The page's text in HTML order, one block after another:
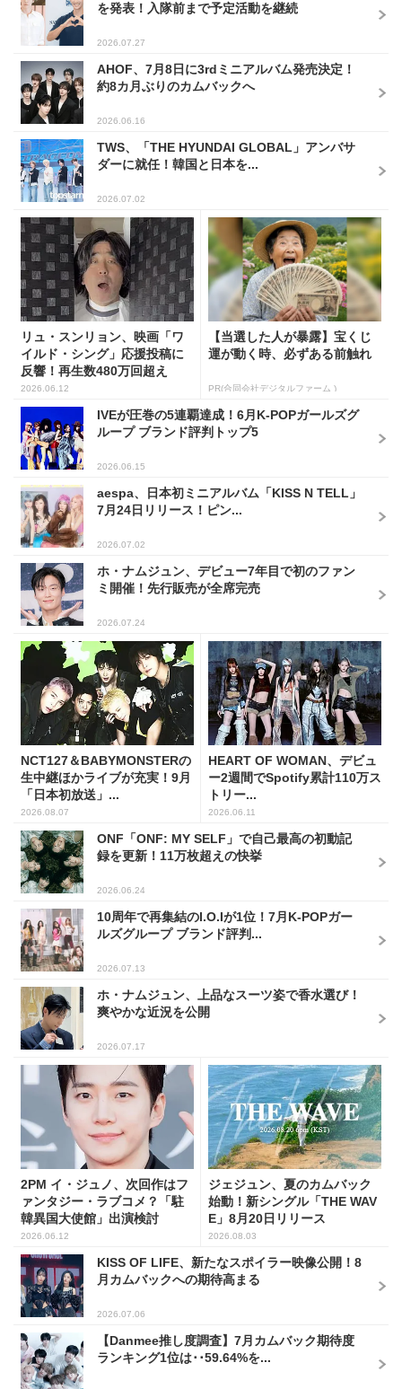
を発表！入隊前まで予定活動を継続
2026.07.27
AHOF、7月8日に3rdミニアルバム発売決定！
約8カ月ぶりのカムバックへ
2026.06.16
TWS、「THE HYUNDAI GLOBAL」アンバサ
ダーに就任！韓国と日本を...
2026.07.02
リュ・スンリョン、映画「ワ
イルド・シング」応援投稿に
反響！再生数480万回超え
2026.06.12
【当選した人が暴露】宝くじ
運が動く時、必ずある前触れ
PR(合同会社デジタルファーム )
IVEが圧巻の5連覇達成！6月K-POPガールズグ
ループ ブランド評判トップ5
2026.06.15
aespa、日本初ミニアルバム「KISS N TELL」
7月24日リリース！ピン...
2026.07.02
ホ・ナムジュン、デビュー7年目で初のファン
ミ開催！先行販売が全席完売
2026.07.24
NCT127＆BABYMONSTERの
生中継ほかライブが充実！9月
「日本初放送」...
2026.08.07
HEART OF WOMAN、デビュ
ー2週間でSpotify累計110万ス
トリー...
2026.06.11
ONF「ONF: MY SELF」で自己最高の初動記
録を更新！11万枚超えの快挙
2026.06.24
10周年で再集結のI.O.Iが1位！7月K-POPガー
ルズグループ ブランド評判...
2026.07.13
ホ・ナムジュン、上品なスーツ姿で香水選び！
爽やかな近況を公開
2026.07.17
2PM イ・ジュノ、次回作はフ
ァンタジー・ラブコメ？「駐
韓異国大使館」出演検討
2026.06.12
ジェジュン、夏のカムバック
始動！新シングル「THE WAV
E」8月20日リリース
2026.08.03
KISS OF LIFE、新たなスポイラー映像公開！8
月カムバックへの期待高まる
2026.07.06
【Danmee推し度調査】7月カムバック期待度
ランキング1位は･･59.64%を...